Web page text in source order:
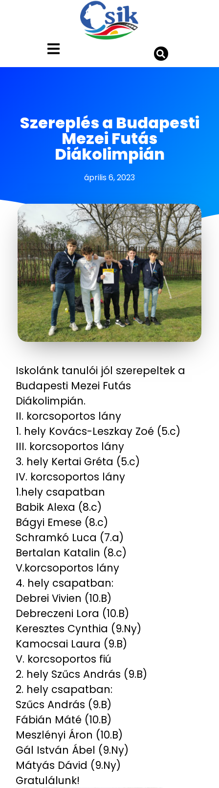
Szereplés a Budapesti
Mezei Futás
Diákolimpián
április 6, 2023
Iskolánk tanulói jól szerepeltek a
Budapesti Mezei Futás
Diákolimpián.
II. korcsoportos lány
1. hely Kovács-Leszkay Zoé (5.c)
III. korcsoportos lány
3. hely Kertai Gréta (5.c)
IV. korcsoportos lány
1.hely csapatban
Babik Alexa (8.c)
Bágyi Emese (8.c)
Schramkó Luca (7.a)
Bertalan Katalin (8.c)
V.korcsoportos lány
4. hely csapatban:
Debrei Vivien (10.B)
Debreczeni Lora (10.B)
Keresztes Cynthia (9.Ny)
Kamocsai Laura (9.B)
V. korcsoportos fiú
2. hely Szűcs András (9.B)
2. hely csapatban:
Szűcs András (9.B)
Fábián Máté (10.B)
Meszlényi Áron (10.B)
Gál István Ábel (9.Ny)
Mátyás Dávid (9.Ny)
Gratulálunk!